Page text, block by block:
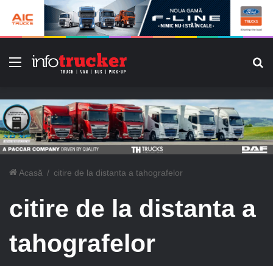
Meniu
Acasă / citire de la distanta a tahografelor
citire de la distanta a
tahografelor